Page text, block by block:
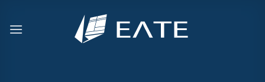
περιεχόμενο